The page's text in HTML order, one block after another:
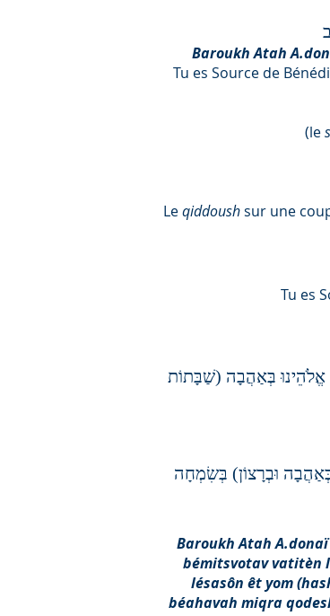
Baroukh Atah
Tu es Source de
(le
Leqiddoushsur une
Tu es
אֱלֹהֵינוּ בְּאַהֲבָה (שַׁבָּתוֹת
וּבְרָצוֹן) בְּשִׂמְחָה
Baroukh Atah
bémitsvotav vatitèn
lésasôn êt yom
béahavah miqra